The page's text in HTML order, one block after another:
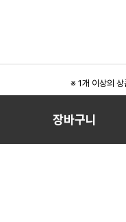
※ 1개 이상의 상
장바구니